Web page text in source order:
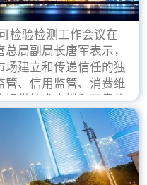
检验检测工作会议在
局副局长唐军表示，
场建立和传递信任的独
管、信用监管、消费维
提供技术支撑和可靠依